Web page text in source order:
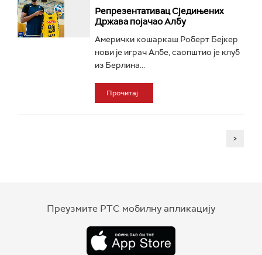
Репрезентативац Сједињених
Држава појачао Албу
Амерички кошаркаш Роберт Бејкер
нови је играч Албе, саопштио је клуб
из Берлина...
Прочитај
>
Преузмите РТС мобилну апликацију